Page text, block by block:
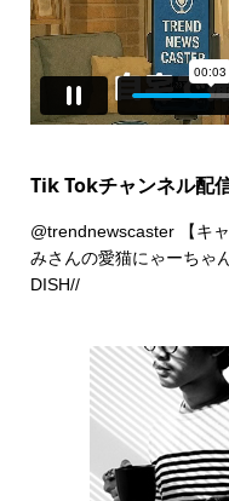
Tik Tokチャンネル配
@trendnewscaster【キ
みさんの愛猫にゃーち
DISH//